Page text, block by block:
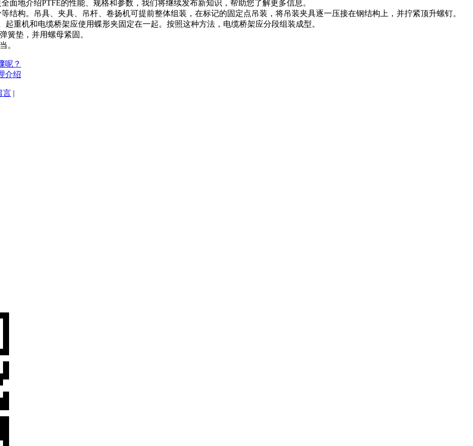
面地介绍PTFE的性能、规格和参数，我们将继续发布新知识，帮助您了解更多信息。
结构。吊具、夹具、吊杆、卷扬机可提前整体组装，在标记的固定点吊装，将吊装夹具逐一压接在钢结构上，并拧紧顶升螺钉。
起重机和电缆桥架应使用蝶形夹固定在一起。按照这种方法，电缆桥架应分段组装成型。
簧垫，并用螺母紧固。
。
呢？
介绍
言 |